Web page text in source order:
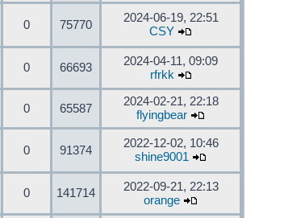
0 75770
2024-06-19, 22:51
CSY
0 66693
2024-04-11, 09:09
rfrkk
0 65587
2024-02-21, 22:18
flyingbear
0 91374
2022-12-02, 10:46
shine9001
0 141714
2022-09-21, 22:13
orange